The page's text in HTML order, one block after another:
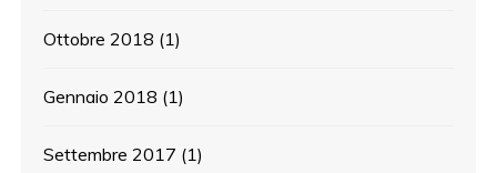
Ottobre 2018 (1)
Gennaio 2018 (1)
Settembre 2017 (1)